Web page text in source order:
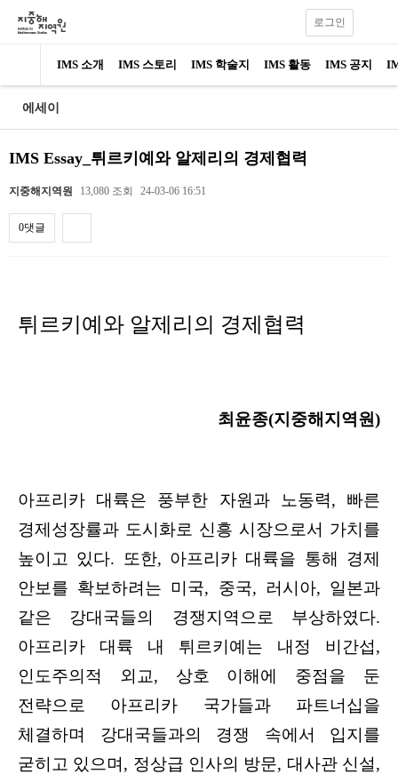
IMS 소개 IMS 스토리 IMS 학술지 IMS 활동 IMS 공지
로그인
에세이
IMS Essay_튀르키예와 알제리의 경제협력
지중해지역원 13,080 조회 24-03-06 16:51
0댓글
튀르키예와 알제리의 경제협력
최윤종(지중해지역원)
아프리카 대륙은 풍부한 자원과 노동력, 빠른
경제성장률과 도시화로 신흥 시장으로서 가치를
높이고 있다. 또한, 아프리카 대륙을 통해 경제
안보를 확보하려는 미국, 중국, 러시아, 일본과
같은 강대국들의 경쟁지역으로 부상하였다.
아프리카 대륙 내 튀르키예는 내정 비간섭,
인도주의적 외교, 상호 이해에 중점을 둔
전략으로 아프리카 국가들과 파트너십을
체결하며 강대국들과의 경쟁 속에서 입지를
굳히고 있으며, 정상급 인사의 방문, 대사관 신설,